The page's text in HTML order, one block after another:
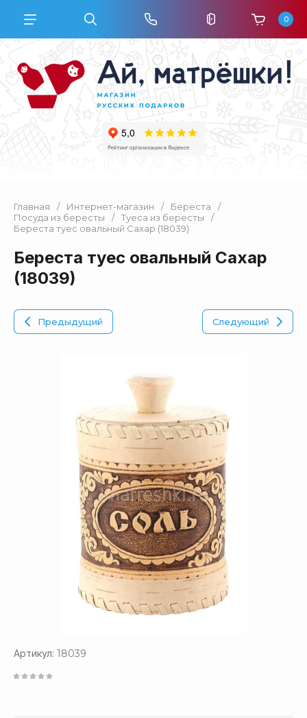
0
Главная / Интернет-магазин / Береста
/
Посуда из бересты
/ Туеса из бересты
/
Береста туес овальный Сахар (18039)
Береста туес овальный Сахар
(18039)
Предыдущий Следующий
Артикул: 18039